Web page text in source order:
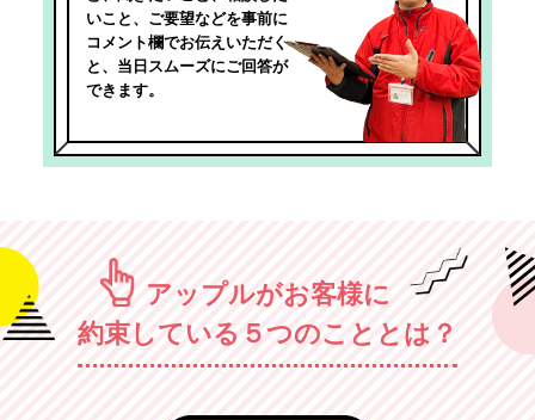
いこと、ご要望などを事前に
コメント欄でお伝えいただく
と、当日スムーズにご回答が
できます。
アップルがお客様に
約束している５つのこととは？